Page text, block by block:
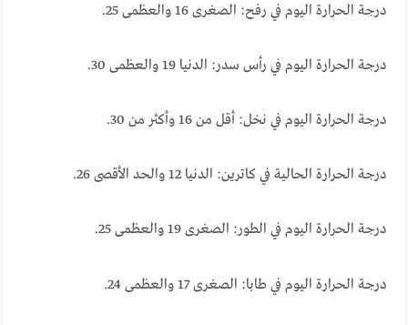
درجة الحرارة اليوم في رفح: الصغرى 16 والعظمى 25.
درجة الحرارة اليوم في رأس سدر: الدنيا 19 والعظمى 30.
درجة الحرارة اليوم في نخل: أقل من 16 وأكثر من 30.
درجة الحرارة الحالية في كاترين: الدنيا 12 والحد الأقصى 26.
درجة الحرارة اليوم في الطور: الصغرى 19 والعظمى 25.
درجة الحرارة اليوم في طابا: الصغرى 17 والعظمى 24.